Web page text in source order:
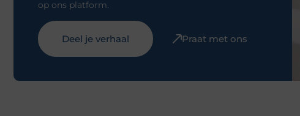
op ons platform.
Deel je verhaal Praat met ons